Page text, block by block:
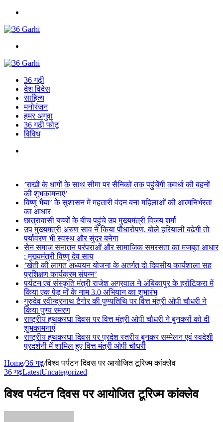
36 गढ़ी
देश विदेस
साहित्य
मनोरंजन
हमर अगुवा
36 गढ़ी फोटू
विविध
’राखी के धागों के साथ सीमा पर सैनिकों तक पहुंचेंगी कवर्धा की बहनों
की शुभकामनाएं’
विष्णु भैया’ के सुशासन में महतारी वंदन बना महिलाओं की आत्मनिर्भरता
का आधार
छात्रावासी बच्चों के बीच पहुंचे उप मुख्यमंत्री विजय शर्मा
उप मुख्यमंत्री अरुण साव ने किया पौधारोपण, बोले हरियाली बढ़ेगी तो
पर्यावरण भी स्वस्थ और सुंदर बनेगा
सेन समाज सनातन परंपराओं और सामाजिक समरसता का मजबूत आधार
: मुख्यमंत्री विष्णु देव साय
’खेती की लागत अध्ययन योजना के अतर्गत दो दिवसीय कार्यशाला सह
प्रशिक्षण कार्यक्रम संपन्न’
पर्यटन एवं संस्कृति मंत्री राजेश अग्रवाल ने अंबिकापुर के हर्राटिकरा में
किया एक पेड़ माँ के नाम 3.0 अभियान का शुभारंभ
गुरुदेव रवीन्द्रनाथ टैगोर की पुण्यतिथि पर वित्त मंत्री ओपी चौधरी ने
किया पुण्य स्मरण
राष्ट्रीय हथकरघा दिवस पर वित्त मंत्री ओपी चौधरी ने बुनकरों को दी
शुभकामनाएं
राष्ट्रीय हथकरघा दिवस पर प्रदेश स्तरीय बुनकर सम्मेलन एवं स्वदेशी
प्रदर्शनी में शामिल हुए वित्त मंत्री ओपी चौधरी
Home/36 गढ़/विश्व पर्यटन दिवस पर आयोजित टूरिज्म कांक्लेव
36 गढ़LatestUncategorized
विश्व पर्यटन दिवस पर आयोजित टूरिज्म कांक्लेव